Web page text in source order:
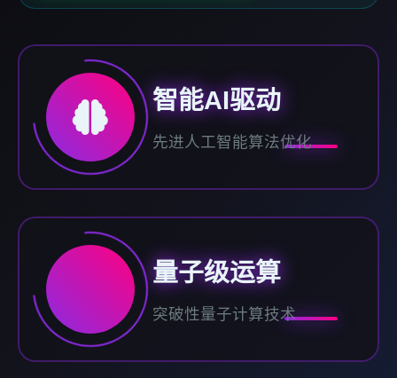
智能AI驱动
先进人工智能算法优化
量子级运算
突破性量子计算技术